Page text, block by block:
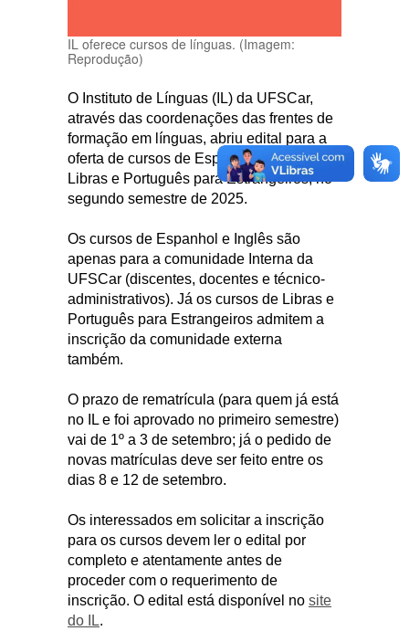
IL oferece cursos de línguas. (Imagem:
Reprodução)
O Instituto de Línguas (IL) da UFSCar,
através das coordenações das frentes de
formação em línguas, abriu edital para a
oferta de cursos de Espanhol, Inglês,
Libras e Português para Estrangeiros, no
segundo semestre de 2025.
Os cursos de Espanhol e Inglês são
apenas para a comunidade Interna da
UFSCar (discentes, docentes e técnico-
administrativos). Já os cursos de Libras e
Português para Estrangeiros admitem a
inscrição da comunidade externa
também.
O prazo de rematrícula (para quem já está
no IL e foi aprovado no primeiro semestre)
vai de 1º a 3 de setembro; já o pedido de
novas matrículas deve ser feito entre os
dias 8 e 12 de setembro.
Os interessados em solicitar a inscrição
para os cursos devem ler o edital por
completo e atentamente antes de
proceder com o requerimento de
inscrição. O edital está disponível no site
do IL.